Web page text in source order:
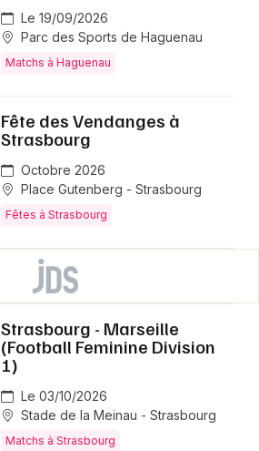
Le 19/09/2026
Parc des Sports de Haguenau
Matchs à Haguenau
Fête des Vendanges à
Strasbourg
Octobre 2026
Place Gutenberg - Strasbourg
Fêtes à Strasbourg
Strasbourg - Marseille
(Football Feminine Division
1)
Le 03/10/2026
Stade de la Meinau - Strasbourg
Matchs à Strasbourg